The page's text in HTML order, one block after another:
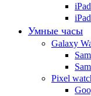
Умные часы
Galaxy
Pixel